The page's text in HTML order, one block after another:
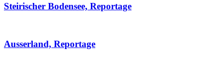
Steirischer Bodensee, Reportage
Ausserland, Reportage